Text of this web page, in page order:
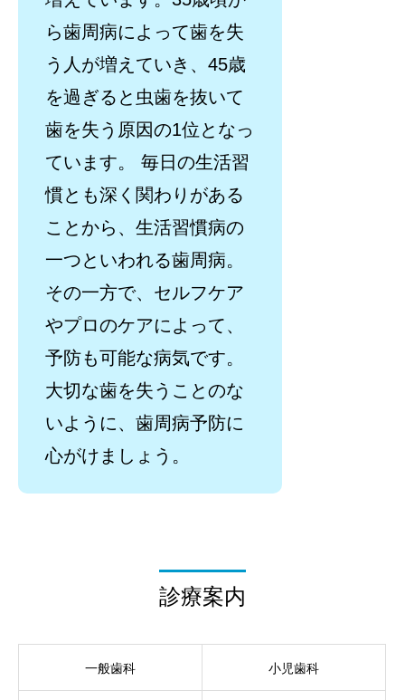
ら歯周病によって歯を失
う人が増えていき、45歳
を過ぎると虫歯を抜いて
歯を失う原因の1位となっ
ています。 毎日の生活習
慣とも深く関わりがある
ことから、生活習慣病の
一つといわれる歯周病。
その一方で、セルフケア
やプロのケアによって、
予防も可能な病気です。
大切な歯を失うことのな
いように、歯周病予防に
心がけましょう。
診療案内
一般歯科 小児歯科